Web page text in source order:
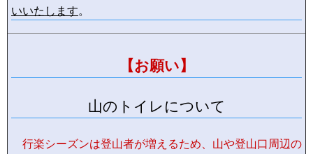
いいたします。
【お願い】
山のトイレについて
行楽シーズンは登山者が増えるため、山や登山口周辺の